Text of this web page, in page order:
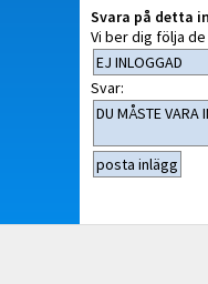
Svara på detta
Vi ber dig följa
Svar: